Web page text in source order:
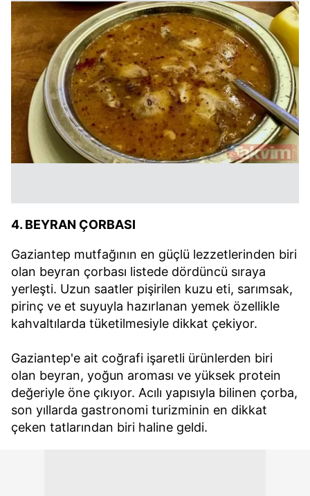
4. BEYRAN ÇORBASI
Gaziantep mutfağının en güçlü lezzetlerinden biri
olan beyran çorbası listede dördüncü sıraya
yerleşti. Uzun saatler pişirilen kuzu eti, sarımsak,
pirinç ve et suyuyla hazırlanan yemek özellikle
kahvaltılarda tüketilmesiyle dikkat çekiyor.
Gaziantep'e ait coğrafi işaretli ürünlerden biri
olan beyran, yoğun aroması ve yüksek protein
değeriyle öne çıkıyor. Acılı yapısıyla bilinen çorba,
son yıllarda gastronomi turizminin en dikkat
çeken tatlarından biri haline geldi.